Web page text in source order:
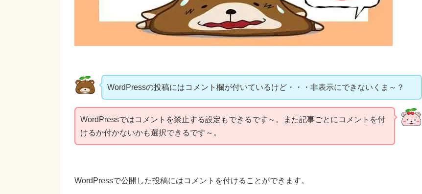
WordPressの投稿にはコメント欄が付いているけど・・・非表示にできないくま～？
WordPressではコメントを禁止する設定もできるです～。また記事ごとにコメントを付
けるか付かないかも選択できるです～。
WordPressで公開した投稿にはコメントを付けることができます。